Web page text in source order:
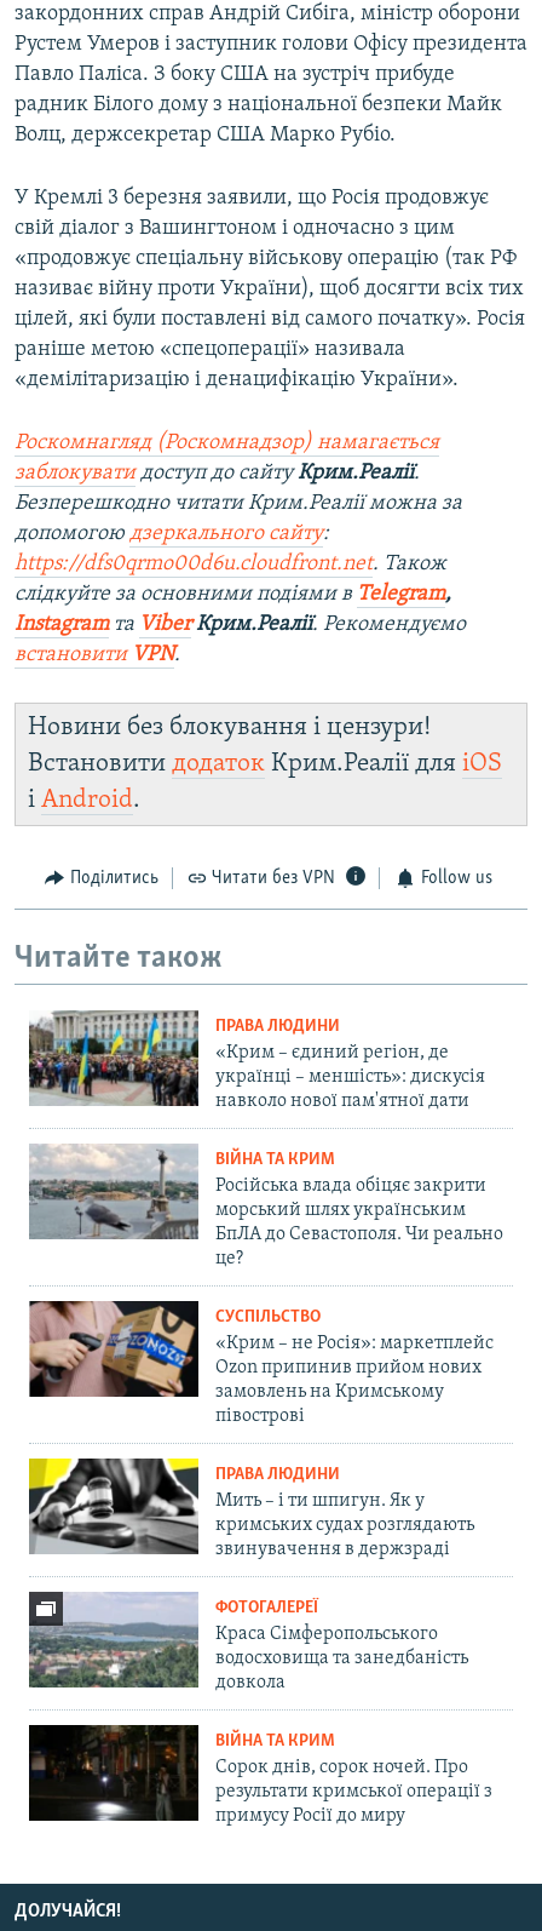
закордонних справ Андрій Сибіга, міністр оборони
Рустем Умеров і заступник голови Офісу президента
Павло Паліса. З боку США на зустріч прибуде
радник Білого дому з національної безпеки Майк
Волц, держсекретар США Марко Рубіо.
У Кремлі 3 березня заявили, що Росія продовжує
свій діалог з Вашингтоном і одночасно з цим
«продовжує спеціальну військову операцію (так РФ
називає війну проти України), щоб досягти всіх тих
цілей, які були поставлені від самого початку». Росія
раніше метою «спецоперації» називала
«демілітаризацію і денацифікацію України».
Роскомнагляд (Роскомнадзор) намагається
заблокуватидоступ до сайтуКрим.Реалії.
Безперешкодно читати Крим.Реалії можна за
допомогою дзеркального сайту:
https://dfs0qrmo00d6u.cloudfront.net. Також
слідкуйте за основними подіями в Telegram,
Instagramта ViberКрим.Реалії. Рекомендуємо
встановити VPN.
Новини без блокування і цензури!
Встановити додаток Крим.Реалії для iOS
і Android.
Поділитись Читати без VPN Follow us
Читайте також
ПРАВА ЛЮДИНИ
«Крим – єдиний регіон, де
українці – меншість»: дискусія
навколо нової пам'ятної дати
ВІЙНА ТА КРИМ
Російська влада обіцяє закрити
морський шлях українським
БпЛА до Севастополя. Чи реально
це?
СУСПІЛЬСТВО
«Крим – не Росія»: маркетплейс
Ozon припинив прийом нових
замовлень на Кримському
півострові
ПРАВА ЛЮДИНИ
Мить – і ти шпигун. Як у
кримських судах розглядають
звинувачення в держзраді
ФОТОГАЛЕРЕЇ
Краса Сімферопольського
водосховища та занедбаність
довкола
ВІЙНА ТА КРИМ
Сорок днів, сорок ночей. Про
результати кримської операції з
примусу Росії до миру
ДОЛУЧАЙСЯ!